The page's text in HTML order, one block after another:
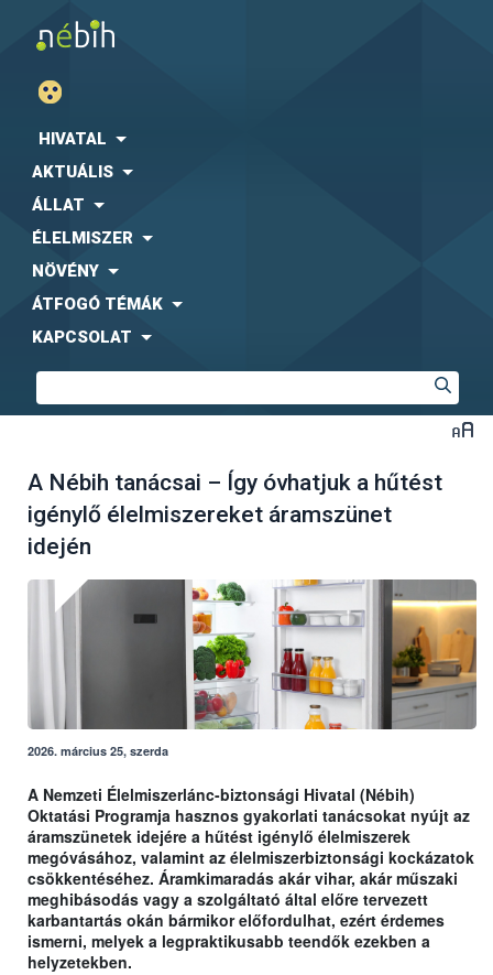
HIVATAL
AKTUÁLIS
ÁLLAT
ÉLELMISZER
NÖVÉNY
ÁTFOGÓ TÉMÁK
KAPCSOLAT
A Nébih tanácsai – Így óvhatjuk a hűtést
igénylő élelmiszereket áramszünet
idején
2026. március 25, szerda
A Nemzeti Élelmiszerlánc-biztonsági Hivatal (Nébih)
Oktatási Programja hasznos gyakorlati tanácsokat nyújt az
áramszünetek idejére a hűtést igénylő élelmiszerek
megóvásához, valamint az élelmiszerbiztonsági kockázatok
csökkentéséhez. Áramkimaradás akár vihar, akár műszaki
meghibásodás vagy a szolgáltató által előre tervezett
karbantartás okán bármikor előfordulhat, ezért érdemes
ismerni, melyek a legpraktikusabb teendők ezekben a
helyzetekben.